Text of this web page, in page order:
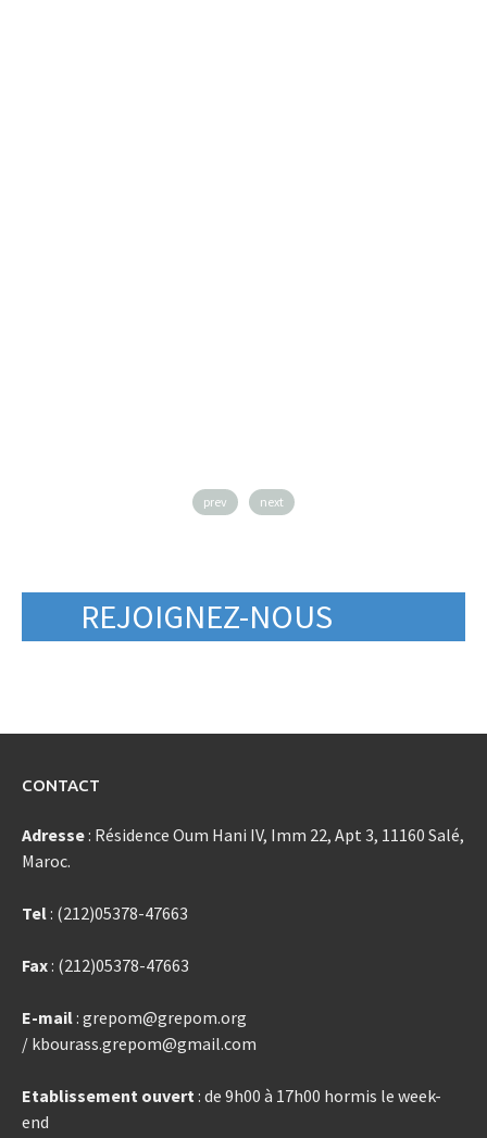
prev next
REJOIGNEZ-NOUS
CONTACT
Adresse: Résidence Oum Hani IV, Imm 22, Apt 3, 11160 Salé,
Maroc.
Tel: (212)05378-47663
Fax: (212)05378-47663
E-mail: grepom@grepom.org
/ kbourass.grepom@gmail.com
Etablissement ouvert: de 9h00 à 17h00 hormis le week-
end